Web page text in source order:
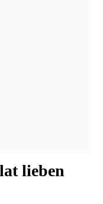
lieben